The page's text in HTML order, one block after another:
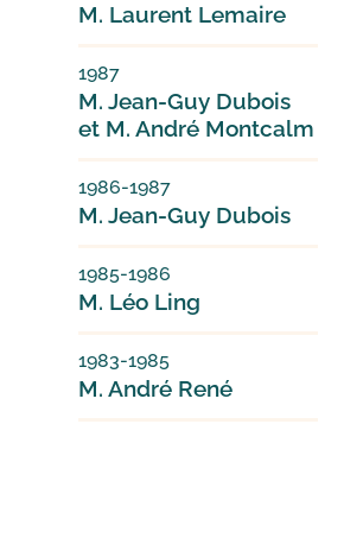
M. Laurent Lemaire
1987
M. Jean-Guy Dubois
et M. André Montcalm
1986-1987
M. Jean-Guy Dubois
1985-1986
M. Léo Ling
1983-1985
M. André René